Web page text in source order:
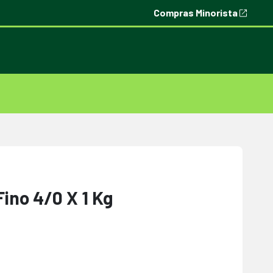
Compras Minorista
4/0 X 1 Kg